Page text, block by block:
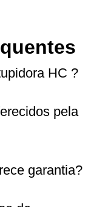
HC ?
pela
garantia?